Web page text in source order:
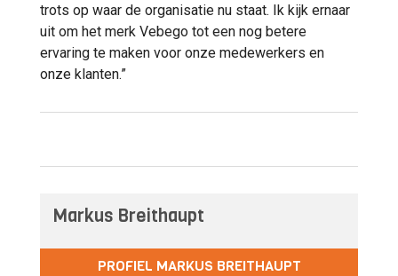
trots op waar de organisatie nu staat. Ik kijk ernaar
uit om het merk Vebego tot een nog betere
ervaring te maken voor onze medewerkers en
onze klanten.”
Markus Breithaupt
PROFIEL MARKUS BREITHAUPT